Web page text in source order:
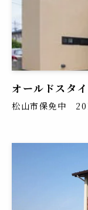
オールドスタ
松山市保免中